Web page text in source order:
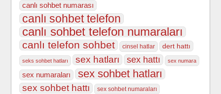
canlı sohbet numarası
canlı sohbet telefon
canlı sohbet telefon numaraları
canlı telefon sohbet cinsel hatlar dert hattı
seks sohbet hatları sex hatları sex hattı sex numara
sex numaraları sex sohbet hatları
sex sohbet hattı sex sohbet numaraları